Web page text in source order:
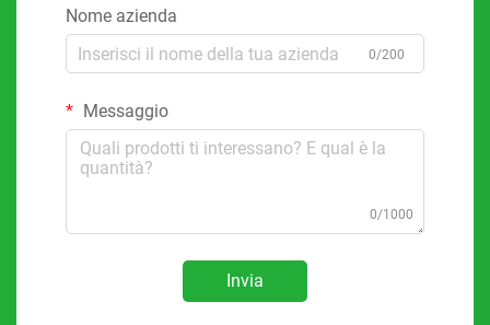
Nome azienda
0/200
Messaggio
0/1000
Invia